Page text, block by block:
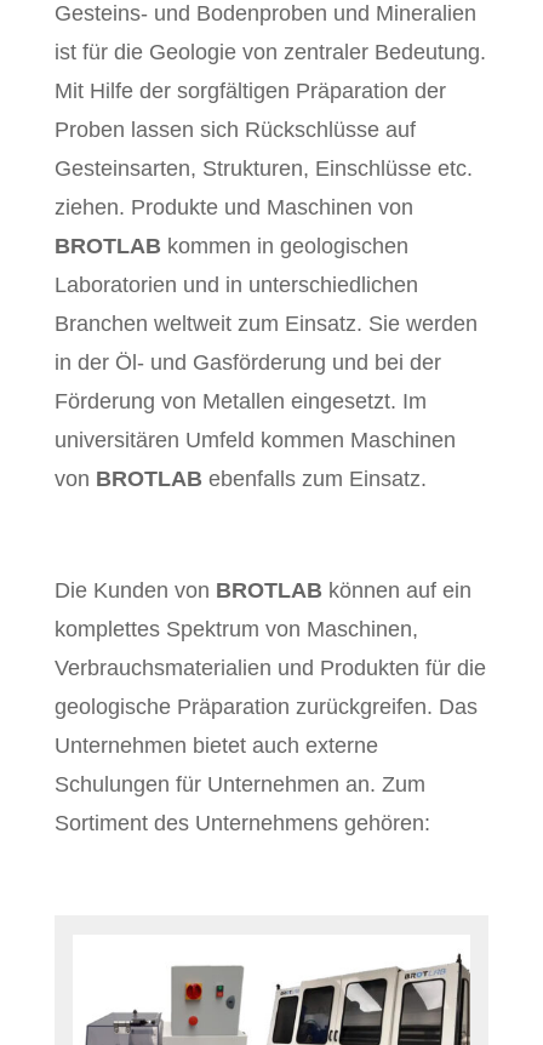
Gesteins- und Bodenproben und Mineralien
ist für die Geologie von zentraler Bedeutung.
Mit Hilfe der sorgfältigen Präparation der
Proben lassen sich Rückschlüsse auf
Gesteinsarten, Strukturen, Einschlüsse etc.
ziehen. Produkte und Maschinen von
BROTLAB kommen in geologischen
Laboratorien und in unterschiedlichen
Branchen weltweit zum Einsatz. Sie werden
in der Öl- und Gasförderung und bei der
Förderung von Metallen eingesetzt. Im
universitären Umfeld kommen Maschinen
von BROTLAB ebenfalls zum Einsatz.
Die Kunden von BROTLAB können auf ein
komplettes Spektrum von Maschinen,
Verbrauchsmaterialien und Produkten für die
geologische Präparation zurückgreifen. Das
Unternehmen bietet auch externe
Schulungen für Unternehmen an. Zum
Sortiment des Unternehmens gehören: